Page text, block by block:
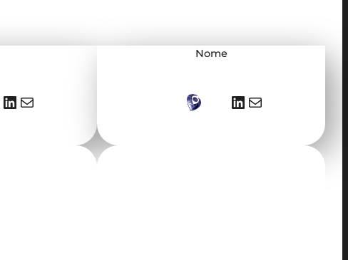
LinkedIn E-mail
Nome
LinkedIn E-mail